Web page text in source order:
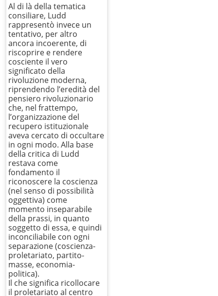
Al di là della tematica
consiliare, Ludd
rappresentò invece un
tentativo, per altro
ancora incoerente, di
riscoprire e rendere
cosciente il vero
significato della
rivoluzione moderna,
riprendendo l’eredità del
pensiero rivoluzionario
che, nel frattempo,
l’organizzazione del
recupero istituzionale
aveva cercato di occultare
in ogni modo. Alla base
della critica di Ludd
restava come
fondamento il
riconoscere la coscienza
(nel senso di possibilità
oggettiva) come
momento inseparabile
della prassi, in quanto
soggetto di essa, e quindi
inconciliabile con ogni
separazione (coscienza-
proletariato, partito-
masse, economia-
politica).
Il che significa ricollocare
il proletariato al centro